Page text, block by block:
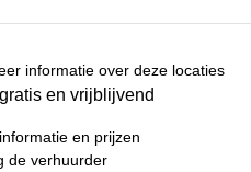
informatie over deze locaties
en vrijblijvend
en prijzen
de verhuurder